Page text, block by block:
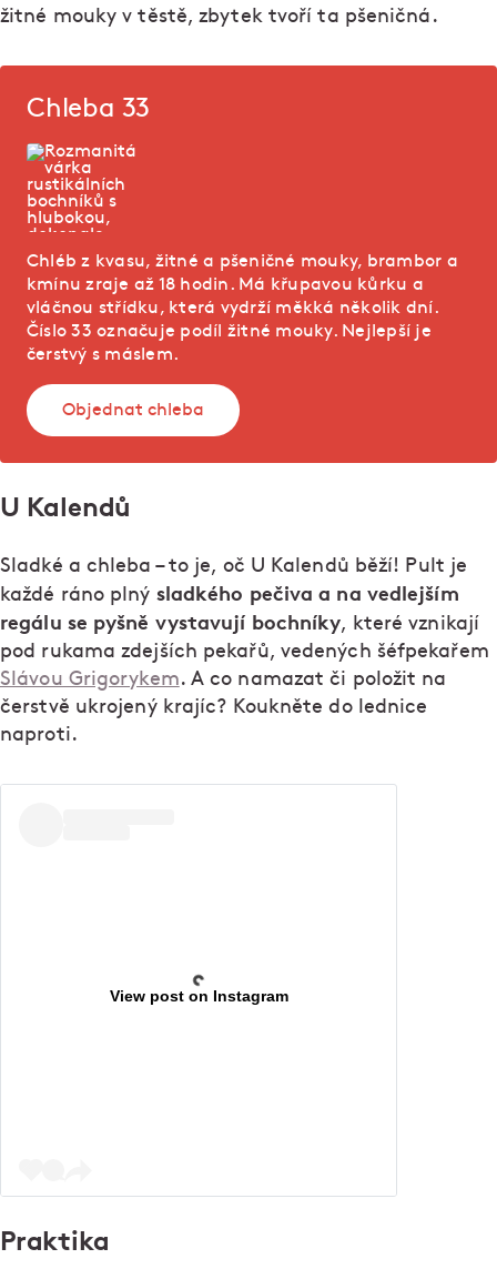
žitné mouky v těstě, zbytek tvoří ta pšeničná.
Chleba 33
Chléb z kvasu, žitné a pšeničné mouky, brambor a
kmínu zraje až 18 hodin. Má křupavou kůrku a
vláčnou střídku, která vydrží měkká několik dní.
Číslo 33 označuje podíl žitné mouky. Nejlepší je
čerstvý s máslem.
Objednat chleba
U Kalendů
Sladké a chleba – to je, oč U Kalendů běží! Pult je
každé ráno plný sladkého pečiva a na vedlejším
regálu se pyšně vystavují bochníky, které vznikají
pod rukama zdejších pekařů, vedených šéfpekařem
Slávou Grigorykem. A co namazat či položit na
čerstvě ukrojený krajíc? Koukněte do lednice
naproti.
View post on Instagram
Praktika